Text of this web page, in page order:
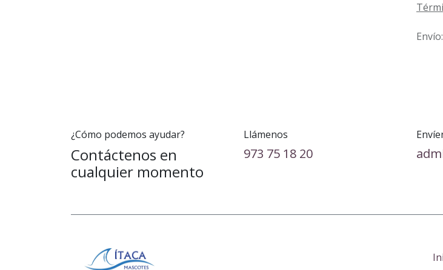
¿Cómo podemos ayudar?
Contáctenos en
cualquier momento
Llámenos
973 75 18 20